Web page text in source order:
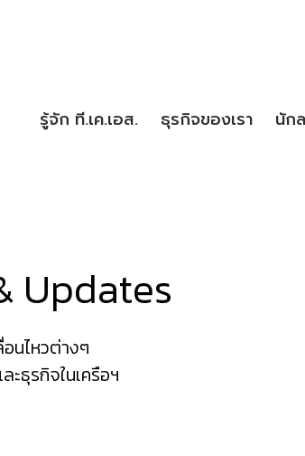
รู้จัก ที.เค.เอส. ธุรกิจของเรา นัก
Updates
นไหวต่างๆ
ะธุรกิจในเครือฯ